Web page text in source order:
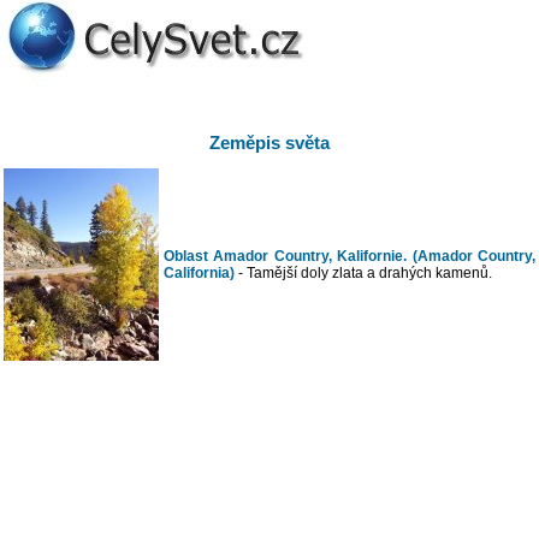
Zeměpis světa
Oblast Amador Country, Kalifornie. (Amador Country,
California) - Tamější doly zlata a drahých kamenů.